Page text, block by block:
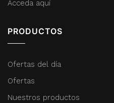
Acceda aquí
PRODUCTOS
Ofertas del día
Ofertas
Nuestros productos